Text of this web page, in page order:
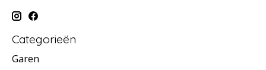
Categorieën
Garen